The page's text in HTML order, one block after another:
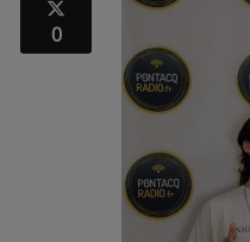
GRILLE DES PROGRAMMES
C'ÉTAIT QUOI CE TITRE ?
PODCASTS - SAISON 2026/2027
NOS PROGRAMMES COURTS
0